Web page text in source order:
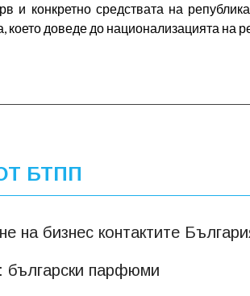
и конкретно средствата на
което доведе до национализацията на
БТПП
на бизнес контактите
български парфюми